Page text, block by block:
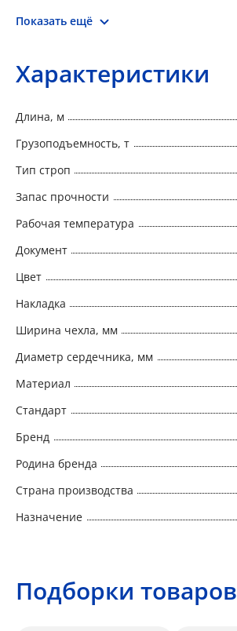
Показать ещё
Характеристики
Длина, м
Грузоподъемность, т
Тип строп
Запас прочности
Рабочая температура
Документ
Цвет
Накладка
Ширина чехла, мм
Диаметр сердечника, мм
Материал
Стандарт
Бренд
Родина бренда
Страна производства
Назначение
Подборки товаров